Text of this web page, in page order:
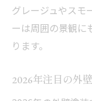
グレージュやスモ
ーは周囲の景観に
ります。
2026年注目の外